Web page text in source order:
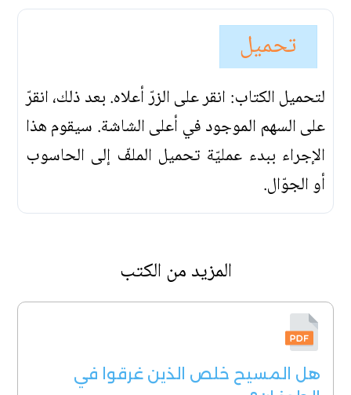
تحميل
لتحميل الكتاب: انقر على الزرّ أعلاه. بعد ذلك، انقرّ
على السهم الموجود في أعلى الشاشة. سيقوم هذا
الإجراء ببدء عمليّة تحميل الملفّ إلى الحاسوب
أو الجوّال.
المزيد من الكتب
هل المسيح خلص الذين غرقوا في